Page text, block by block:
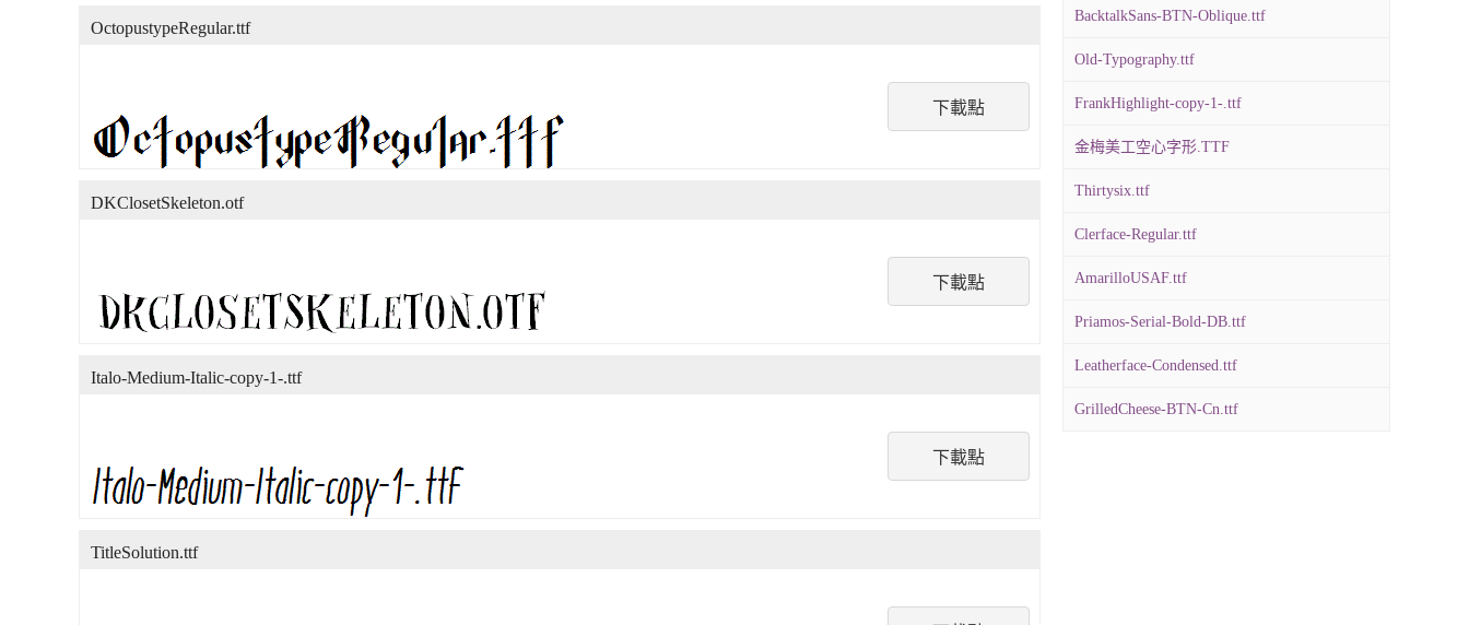
下載點
OctopustypeRegular.ttf
下載點
DKClosetSkeleton.otf
下載點
Italo-Medium-Italic-copy-1-.ttf
TitleSolution.ttf
BacktalkSans-BTN-Oblique.ttf
Old-Typography.ttf
FrankHighlight-copy-1-.ttf
金梅美工空心字形.TTF
Thirtysix.ttf
Clerface-Regular.ttf
AmarilloUSAF.ttf
Priamos-Serial-Bold-DB.ttf
Leatherface-Condensed.ttf
GrilledCheese-BTN-Cn.ttf